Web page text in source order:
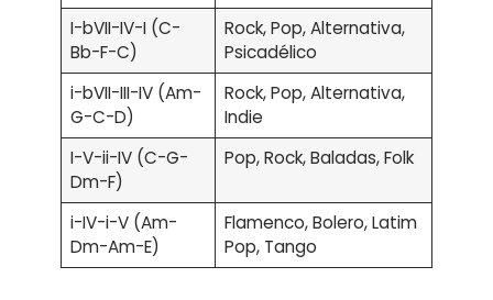
I-bVII-IV-I (C-
Bb-F-C)
Rock, Pop, Alternativa,
Psicadélico
i-bVII-III-IV (Am-
G-C-D)
Rock, Pop, Alternativa,
Indie
I-V-ii-IV (C-G-
Dm-F)
Pop, Rock, Baladas, Folk
i-IV-i-V (Am-
Dm-Am-E)
Flamenco, Bolero, Latim
Pop, Tango